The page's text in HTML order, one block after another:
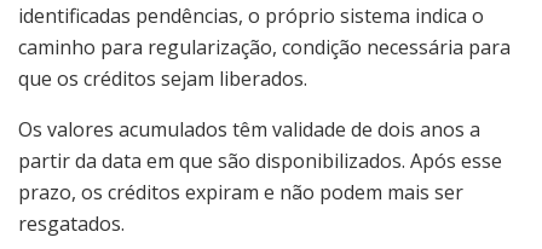
identificadas pendências, o próprio sistema indica o
caminho para regularização, condição necessária para
que os créditos sejam liberados.
Os valores acumulados têm validade de dois anos a
partir da data em que são disponibilizados. Após esse
prazo, os créditos expiram e não podem mais ser
resgatados.